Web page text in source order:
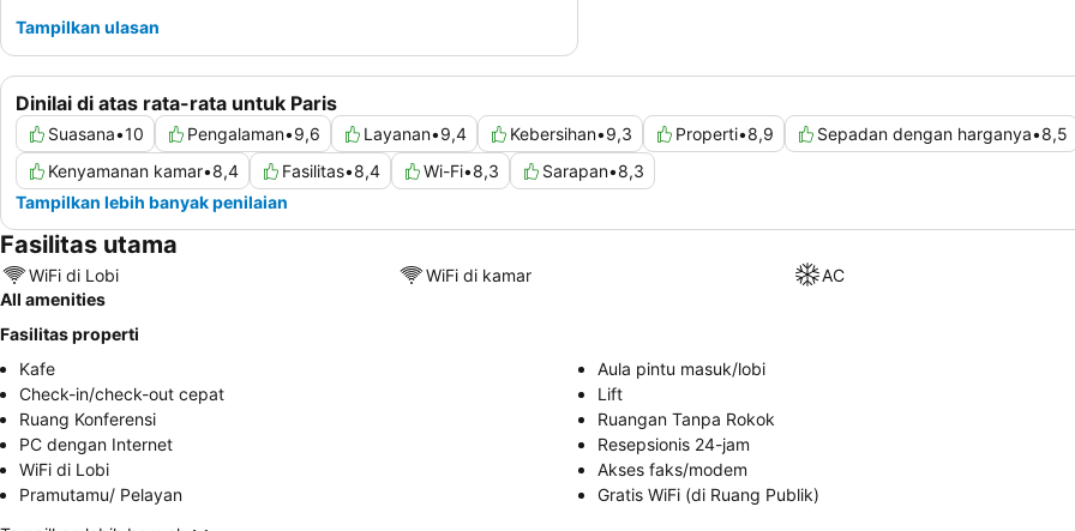
Dinilai di atas rata-rata untuk Paris
Suasana•10 Pengalaman•9,6 Layanan•9,4 Kebersihan•9,3 Properti•8,9 Sepadan dengan harganya•8,5
Kenyamanan kamar•8,4 Fasilitas•8,4 Wi-Fi•8,3 Sarapan•8,3
Tampilkan lebih banyak penilaian
Tampilkan ulasan
Fasilitas utama
WiFi di Lobi WiFi di kamar
AC
All amenities
Fasilitas properti
Kafe
Aula pintu masuk/lobi
Check-in/check-out cepat
Lift
Ruang Konferensi
Ruangan Tanpa Rokok
PC dengan Internet
Resepsionis 24-jam
WiFi di Lobi
Akses faks/modem
Pramutamu/ Pelayan
Gratis WiFi (di Ruang Publik)